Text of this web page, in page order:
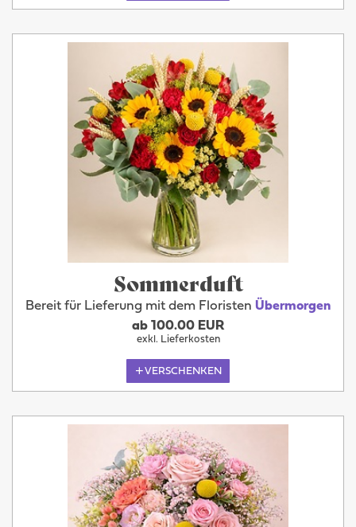
Sommerduft
Bereit für Lieferung mit dem Floristen Übermorgen
ab 100.00 EUR
exkl. Lieferkosten
VERSCHENKEN